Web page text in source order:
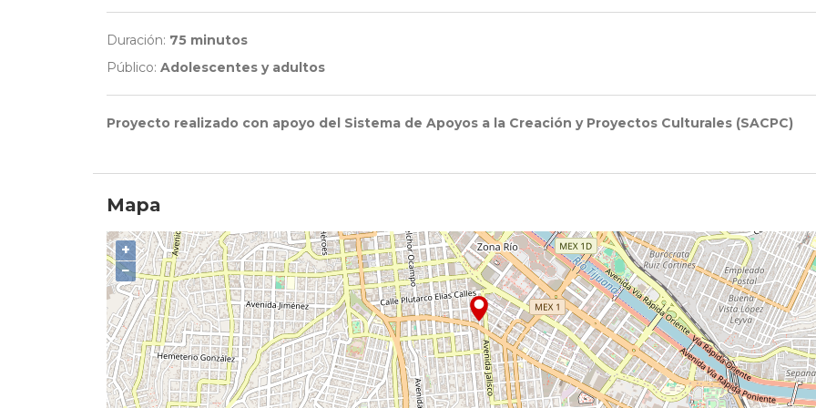
Duración: 75 minutos
Público: Adolescentes y adultos
Proyecto realizado con apoyo del Sistema de Apoyos a la Creación y Proyectos Culturales (SACPC)
Mapa
+
−